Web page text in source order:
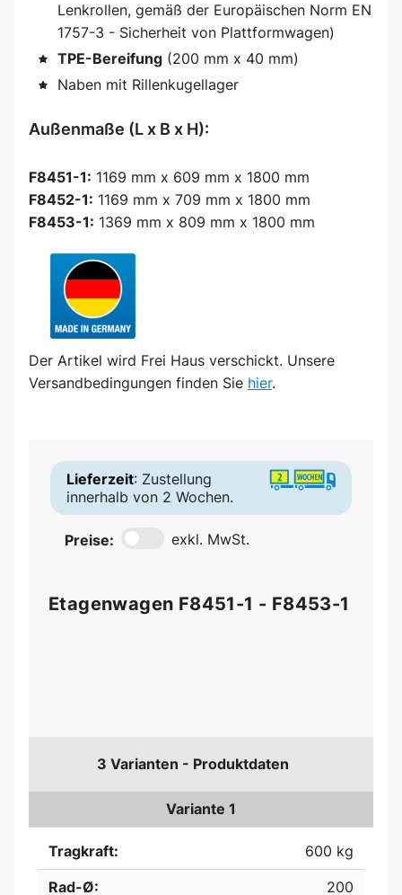
Lenkrollen, gemäß der Europäischen Norm EN
1757-3 - Sicherheit von Plattformwagen)
TPE-Bereifung (200 mm x 40 mm)
Naben mit Rillenkugellager
Außenmaße (L x B x H):
F8451-1: 1169 mm x 609 mm x 1800 mm
F8452-1: 1169 mm x 709 mm x 1800 mm
F8453-1: 1369 mm x 809 mm x 1800 mm
Der Artikel wird Frei Haus verschickt. Unsere
Versandbedingungen finden Sie hier.
Lieferzeit: Zustellung
innerhalb von 2 Wochen.
Preise: exkl. MwSt.
Etagenwagen F8451-1 - F8453-1
3 Varianten - Produktdaten
Variante 1
Tragkraft:
600 kg
Rad-Ø:
200